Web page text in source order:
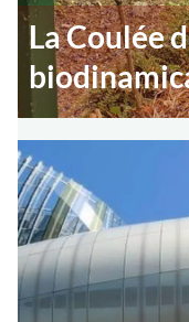
La Coulée